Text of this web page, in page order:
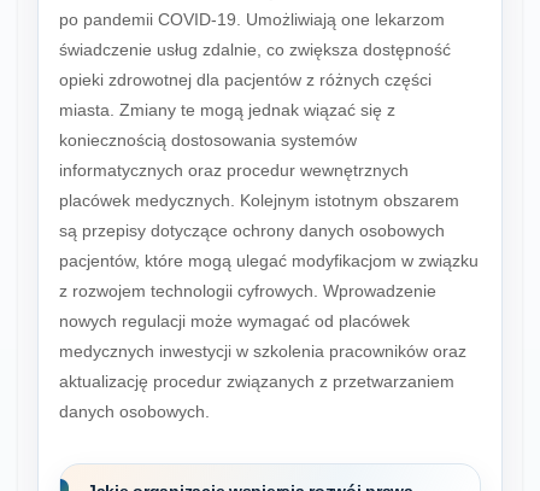
po pandemii COVID-19. Umożliwiają one lekarzom
świadczenie usług zdalnie, co zwiększa dostępność
opieki zdrowotnej dla pacjentów z różnych części
miasta. Zmiany te mogą jednak wiązać się z
koniecznością dostosowania systemów
informatycznych oraz procedur wewnętrznych
placówek medycznych. Kolejnym istotnym obszarem
są przepisy dotyczące ochrony danych osobowych
pacjentów, które mogą ulegać modyfikacjom w związku
z rozwojem technologii cyfrowych. Wprowadzenie
nowych regulacji może wymagać od placówek
medycznych inwestycji w szkolenia pracowników oraz
aktualizację procedur związanych z przetwarzaniem
danych osobowych.